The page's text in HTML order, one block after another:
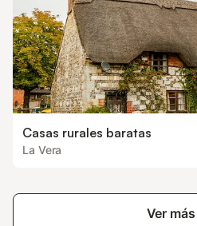
Casas rurales baratas
La Vera
Ver más